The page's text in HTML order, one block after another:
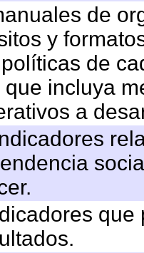
de
y
de
incluya
a